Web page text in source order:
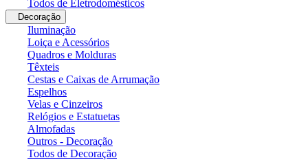
Todos de Eletrodomésticos
Decoração
Iluminação
Loiça e Acessórios
Quadros e Molduras
Têxteis
Cestas e Caixas de Arrumação
Espelhos
Velas e Cinzeiros
Relógios e Estatuetas
Almofadas
Outros - Decoração
Todos de Decoração